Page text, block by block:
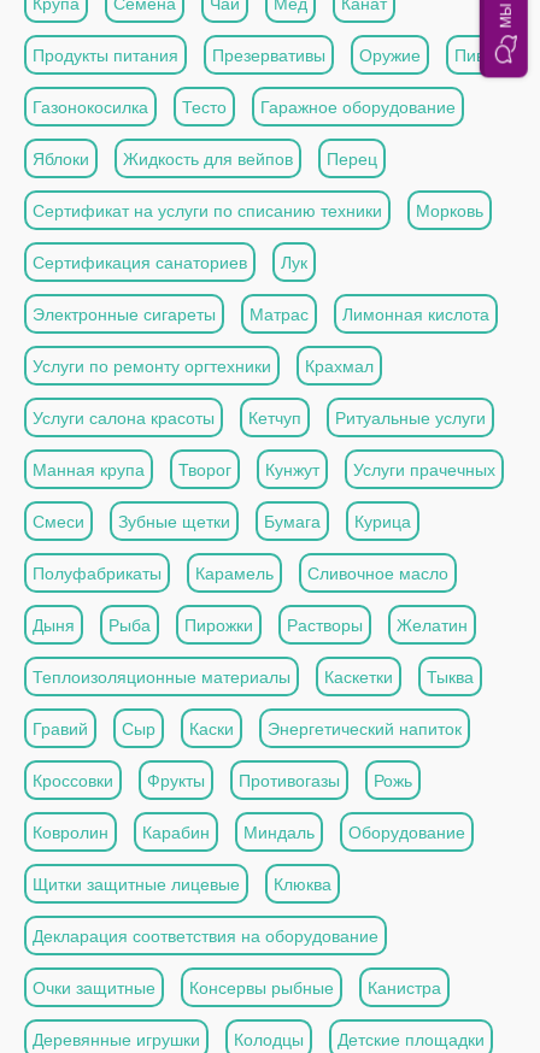
Продукты питания Презервативы Оружие Пиво
Газонокосилка Тесто Гаражное оборудование
Яблоки Жидкость для вейпов Перец
Сертификат на услуги по списанию техники Морковь
Сертификация санаториев Лук
Электронные сигареты Матрас Лимонная кислота
Услуги по ремонту оргтехники Крахмал
Услуги салона красоты Кетчуп Ритуальные услуги
Манная крупа Творог Кунжут Услуги прачечных
Смеси Зубные щетки Бумага Курица
Полуфабрикаты Карамель Сливочное масло
Дыня Рыба Пирожки Растворы Желатин
Теплоизоляционные материалы Каскетки Тыква
Гравий Сыр Каски Энергетический напиток
Кроссовки Фрукты Противогазы Рожь
Ковролин Карабин Миндаль Оборудование
Щитки защитные лицевые Клюква
Декларация соответствия на оборудование
Очки защитные Консервы рыбные Канистра
Деревянные игрушки Колодцы Детские площадки